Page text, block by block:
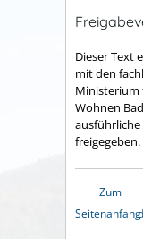
Dieser Text
mit den
Ministerium
Wohnen
ausführliche
freigegeben.
Zum
Seitenanfang